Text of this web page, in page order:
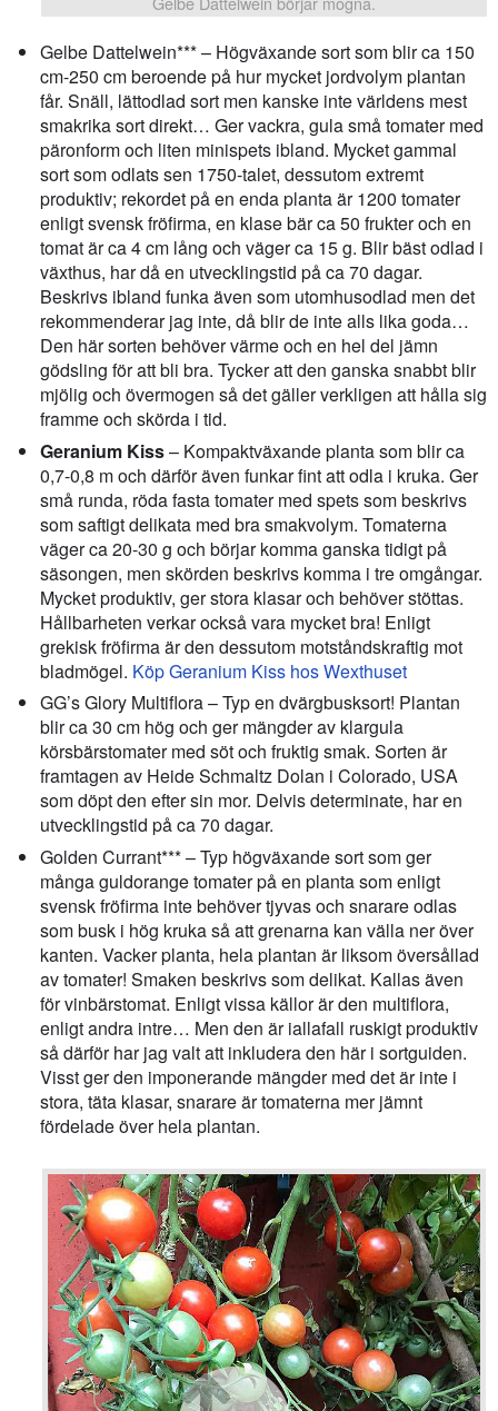
Gelbe Dattelwein*** – Högväxande sort som blir ca 150
cm-250 cm beroende på hur mycket jordvolym plantan
får. Snäll, lättodlad sort men kanske inte världens mest
smakrika sort direkt… Ger vackra, gula små tomater med
päronform och liten minispets ibland. Mycket gammal
sort som odlats sen 1750-talet, dessutom extremt
produktiv; rekordet på en enda planta är 1200 tomater
enligt svensk fröfirma, en klase bär ca 50 frukter och en
tomat är ca 4 cm lång och väger ca 15 g. Blir bäst odlad i
växthus, har då en utvecklingstid på ca 70 dagar.
Beskrivs ibland funka även som utomhusodlad men det
rekommenderar jag inte, då blir de inte alls lika goda…
Den här sorten behöver värme och en hel del jämn
gödsling för att bli bra. Tycker att den ganska snabbt blir
mjölig och övermogen så det gäller verkligen att hålla sig
framme och skörda i tid.
Geranium Kiss– Kompaktväxande planta som blir ca
0,7-0,8 m och därför även funkar fint att odla i kruka. Ger
små runda, röda fasta tomater med spets som beskrivs
som saftigt delikata med bra smakvolym. Tomaterna
väger ca 20-30 g och börjar komma ganska tidigt på
säsongen, men skörden beskrivs komma i tre omgångar.
Mycket produktiv, ger stora klasar och behöver stöttas.
Hållbarheten verkar också vara mycket bra! Enligt
grekisk fröfirma är den dessutom motståndskraftig mot
bladmögel. Köp Geranium Kiss hos Wexthuset
GG’s Glory Multiflora – Typ en dvärgbusksort! Plantan
blir ca 30 cm hög och ger mängder av klargula
körsbärstomater med söt och fruktig smak. Sorten är
framtagen av Heide Schmaltz Dolan i Colorado, USA
som döpt den efter sin mor. Delvis determinate, har en
utvecklingstid på ca 70 dagar.
Golden Currant*** – Typ högväxande sort som ger
många guldorange tomater på en planta som enligt
svensk fröfirma inte behöver tjyvas och snarare odlas
som busk i hög kruka så att grenarna kan välla ner över
kanten. Vacker planta, hela plantan är liksom översållad
av tomater! Smaken beskrivs som delikat. Kallas även
för vinbärstomat. Enligt vissa källor är den multiflora,
enligt andra intre… Men den är iallafall ruskigt produktiv
så därför har jag valt att inkludera den här i sortguiden.
Visst ger den imponerande mängder med det är inte i
stora, täta klasar, snarare är tomaterna mer jämnt
fördelade över hela plantan.